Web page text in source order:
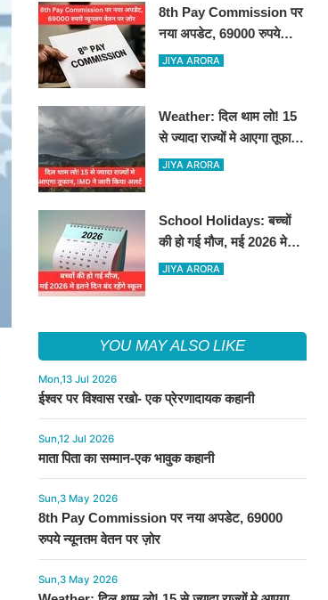
8th Pay Commission पर
नया अपडेट, 69000 रुपये
न्यूनतम वेतन पर ज़ोर
JIYA ARORA
Weather: दिल थाम लो! 15
से ज्यादा राज्यों मे आएगा तूफान,
IMD ने जारी किया अलर्ट
JIYA ARORA
School Holidays: बच्चों
की हो गई मौज, मई 2026 मे
इतने दिन बंद रहेंगे स्कूल
JIYA ARORA
YOU MAY ALSO LIKE
Mon,13 Jul 2026
ईश्वर पर विश्वास रखो- एक प्रेरणादायक कहानी
Sun,12 Jul 2026
माता पिता का सम्मान-एक भावुक कहानी
Sun,3 May 2026
8th Pay Commission पर नया अपडेट, 69000
रुपये न्यूनतम वेतन पर ज़ोर
Sun,3 May 2026